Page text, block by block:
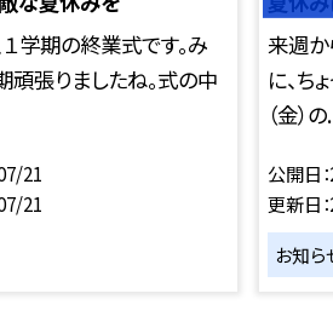
１学期の終業式です。み
頑張りましたね。式の中
21
21
来週か
に、ち
（金）
公開日
更新日
お知ら